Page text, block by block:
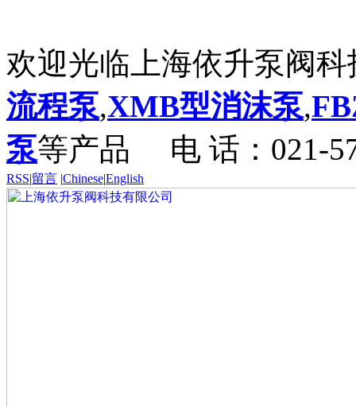
欢迎光临上海依升泵阀
流程泵,XMB型消沫泵,
泵等产品 电 话：021-
RSS|留言 |Chinese|English